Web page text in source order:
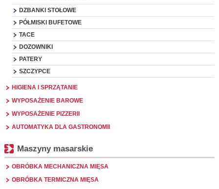
DZBANKI STOŁOWE
PÓŁMISKI BUFETOWE
TACE
DOZOWNIKI
PATERY
SZCZYPCE
HIGIENA I SPRZĄTANIE
WYPOSAŻENIE BAROWE
WYPOSAŻENIE PIZZERII
AUTOMATYKA DLA GASTRONOMII
Maszyny masarskie
OBRÓBKA MECHANICZNA MIĘSA
OBRÓBKA TERMICZNA MIĘSA